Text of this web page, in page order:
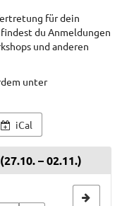
für dein
du Anmeldungen
und anderen
unter
iCal
– 02.11.)